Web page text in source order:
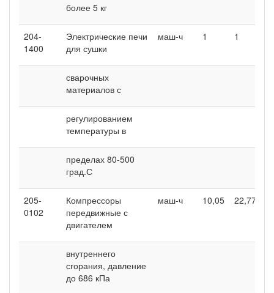
более 5 кг
204-
1400
Электрические печи
для сушки
маш-ч 1 1
сварочных
материалов с
регулированием
температуры в
пределах 80-500
град.С
205-
0102
Компрессоры
передвижные с
двигателем
маш-ч 10,05 22,77
внутреннего
сгорания, давление
до 686 кПа